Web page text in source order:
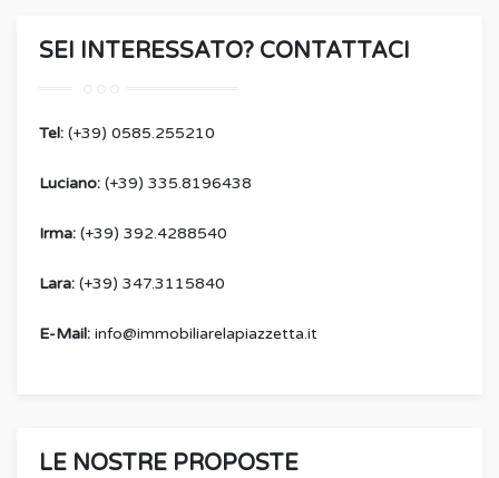
SEI INTERESSATO? CONTATTACI
Tel: (+39) 0585.255210
Luciano: (+39) 335.8196438
Irma: (+39) 392.4288540
Lara: (+39) 347.3115840
E-Mail: info@immobiliarelapiazzetta.it
LE NOSTRE PROPOSTE